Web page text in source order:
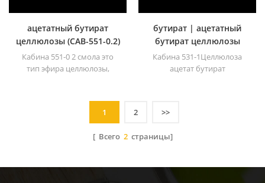
ацетатный бутират
целлюлозы (CAB-551-0.2)
Кабина 551-0 2 смола это
тип эфира целлюлозы,
более низкой
молекулярной массой Его
многими типами
бутират | ацетатный
бутират целлюлозы
(CAB-531-1)
Кабина 531-1Целлюлоза
ацетат бутират
1 2 >>
[ Всего 2страницы]